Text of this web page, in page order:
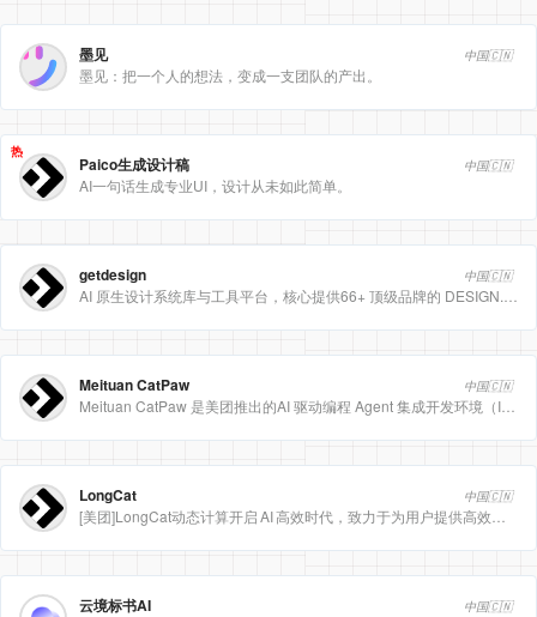
墨见 中国🇨🇳
墨见：把一个人的想法，变成一支团队的产出。
热
Paico生成设计稿 中国🇨🇳
AI一句话生成专业UI，设计从未如此简单。
getdesign 中国🇨🇳
Meituan CatPaw 中国🇨🇳
LongCat 中国🇨🇳
云境标书AI 中国🇨🇳